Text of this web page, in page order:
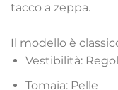
tacco a zeppa.
Il modello è
Vestibilità:
Tomaia: Pelle